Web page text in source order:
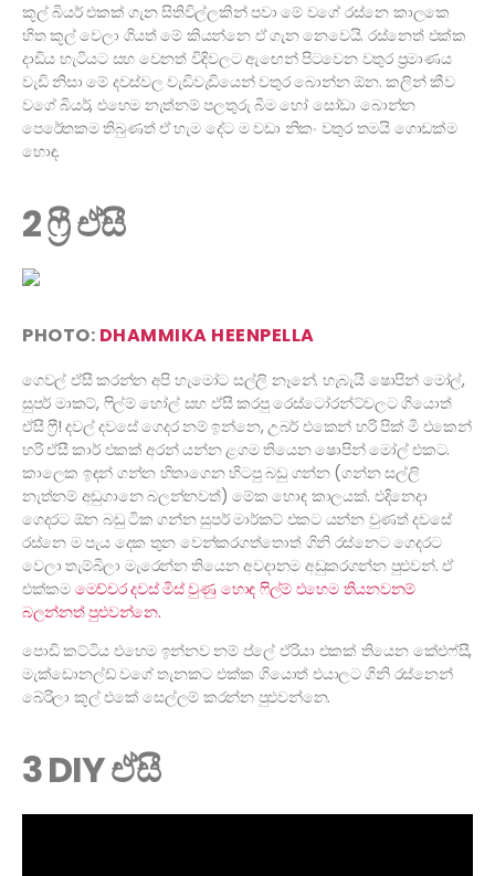
කූල් බියර් එකක් ගැන සිතිවිල්ලකින් පවා මේ වගේ රස්නෙ කාලකෙ
හිත කූල් වෙලා ගියත් මේ කියන්නෙ ඒ ගැන නෙවෙයි. රස්නෙත් එක්ක
දාඩිය හැටියට සහ වෙනත් විදිවලට ඇඟෙන් පිටවෙන වතුර ප්‍රමාණය
වැඩි නිසා මේ දවස්වල වැඩිවැඩියෙන් වතුර බොන්න ඕන. කලින් කීව
වගේ බියර්, එහෙම නැත්නම් පලතුරු බීම හෝ සෝඩා බොන්න
පෙරේතකම තිබුණත් ඒ හැම දේට ම වඩා නිකං වතුර තමයි ගොඩක්ම
හොඳ.
2 ෆ්‍රී ඒසී
PHOTO: DHAMMIKA HEENPELLA
ගෙවල් ඒසී කරන්න අපි හැමෝට සල්ලි නෑනේ. හැබැයි ෂොපින් මෝල්,
සුපර් මාකට්, ෆිල්ම් හෝල් සහ ඒසී කරපු රෙස්ටෝරන්ට්වලට ගියොත්
ඒසී ෆ්‍රී! දවල් දවසේ ගෙදර නම් ඉන්නෙ, උබර් එකෙන් හරි පික් මී එකෙන්
හරි ඒසී කාර් එකක් අරන් යන්න ළගම තියෙන ෂොපින් මෝල් එකට.
කාලෙක ඉඳන් ගන්න හිතාගෙන හිටපු බඩු ගන්න (ගන්න සල්ලි
නැත්නම් අඩුගානෙ බලන්නවත්) මේක හොඳ කාලයක්. එදිනෙදා
ගෙදරට ඕන බඩු ටික ගන්න සුපර් මාර්කට් එකට යන්න වුණත් දවසේ
රස්නෙ ම පැය දෙක තුන වෙන්කරගත්තොත් ගිනි රස්නෙට ගෙදරට
වෙලා තැම්බිලා මැරෙන්න තියෙන අවදානම අඩුකරගන්න පුළුවන්. ඒ
එක්කමමෙච්චර දවස් මිස් වුණු හොඳ ෆිල්ම් එහෙම තියනවනම්
බලන්නත් පුළුවන්නෙ.
පොඩි කට්ටිය එහෙම ඉන්නව නම් ප්ලේ ඒරියා එකක් තියෙන කේඑෆ්සී,
මැක්ඩොනල්ඩ් වගේ තැනකට එක්ක ගියොත් එයාලට ගිනි රස්නෙන්
බේරිලා කූල් එකේ සෙල්ලම් කරන්න පුළුවන්නෙ.
3 DIY ඒසී